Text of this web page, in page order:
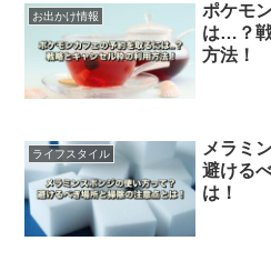
お出かけ情報
ポケモ
は…？
方法！
ライフスタイル
メラミ
避ける
は！